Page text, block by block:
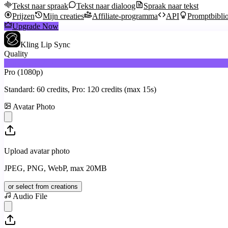
Tekst naar spraak Tekst naar dialoog
Spraak naar tekst
Prijzen
Mijn creaties Affiliate-programma API
Upgrade Now
Kling Lip Sync
Quality
Pro (1080p)
Standard: 60 credits, Pro: 120 credits (max 15s)
Avatar Photo
Upload avatar photo
JPEG, PNG, WebP, max 20MB
or select from creations
Audio File